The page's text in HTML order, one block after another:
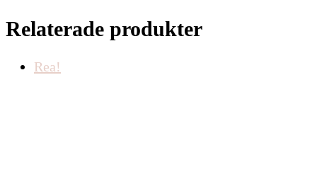
Relaterade produkter
Rea!